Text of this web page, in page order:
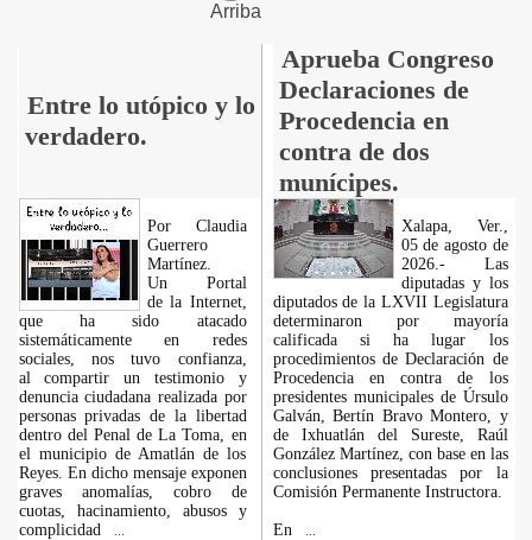
Arriba
Entre lo utópico y lo
verdadero.
Aprueba Congreso
Declaraciones de
Procedencia en
contra de dos
munícipes.
Por Claudia
Guerrero
Martínez.
​Un Portal
de la Internet,
que ha sido atacado
sistemáticamente en redes
sociales, nos tuvo confianza,
al compartir un testimonio y
denuncia ciudadana realizada por
personas privadas de la libertad
dentro del Penal de La Toma, en
el municipio de Amatlán de los
Reyes. En dicho mensaje exponen
graves anomalías, cobro de
cuotas, hacinamiento, abusos y
complicidad
Xalapa, Ver.,
05 de agosto de
2026.- Las
diputadas y los
diputados de la LXVII Legislatura
determinaron por mayoría
calificada si ha lugar los
procedimientos de Declaración de
Procedencia en contra de los
presidentes municipales de Úrsulo
Galván, Bertín Bravo Montero, y
de Ixhuatlán del Sureste, Raúl
González Martínez, con base en las
conclusiones presentadas por la
Comisión Permanente Instructora.
En